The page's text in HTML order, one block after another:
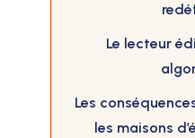
Le lecteur
Les
les maisons